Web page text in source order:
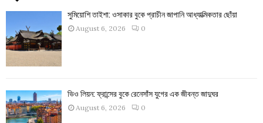
সুমিয়োশি তাইশা: ওসাকার বুকে প্রাচীন জাপানি আধ্যাত্মিকতার ছোঁয়া
August 6, 2026 0
ভিও লিয়ন: ফ্রান্সের বুকে রেনেসাঁস যুগের এক জীবন্ত জাদুঘর
August 6, 2026 0